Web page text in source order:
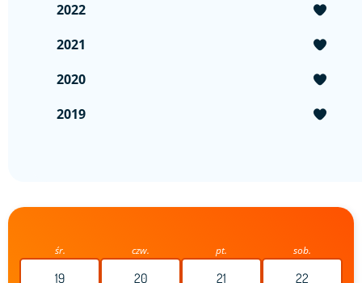
2022
2021
2020
2019
śr.
19
czw.
20
pt.
21
sob.
22